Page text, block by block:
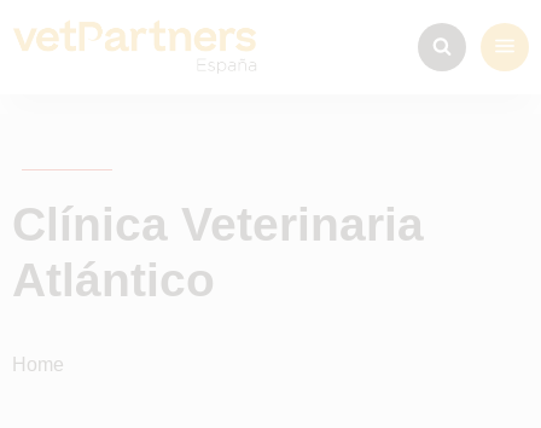
Clínica Veterinaria
Atlántico
Home